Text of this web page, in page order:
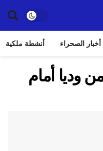
أخبار الصحراء أنشطة ملكية
وديا أمام